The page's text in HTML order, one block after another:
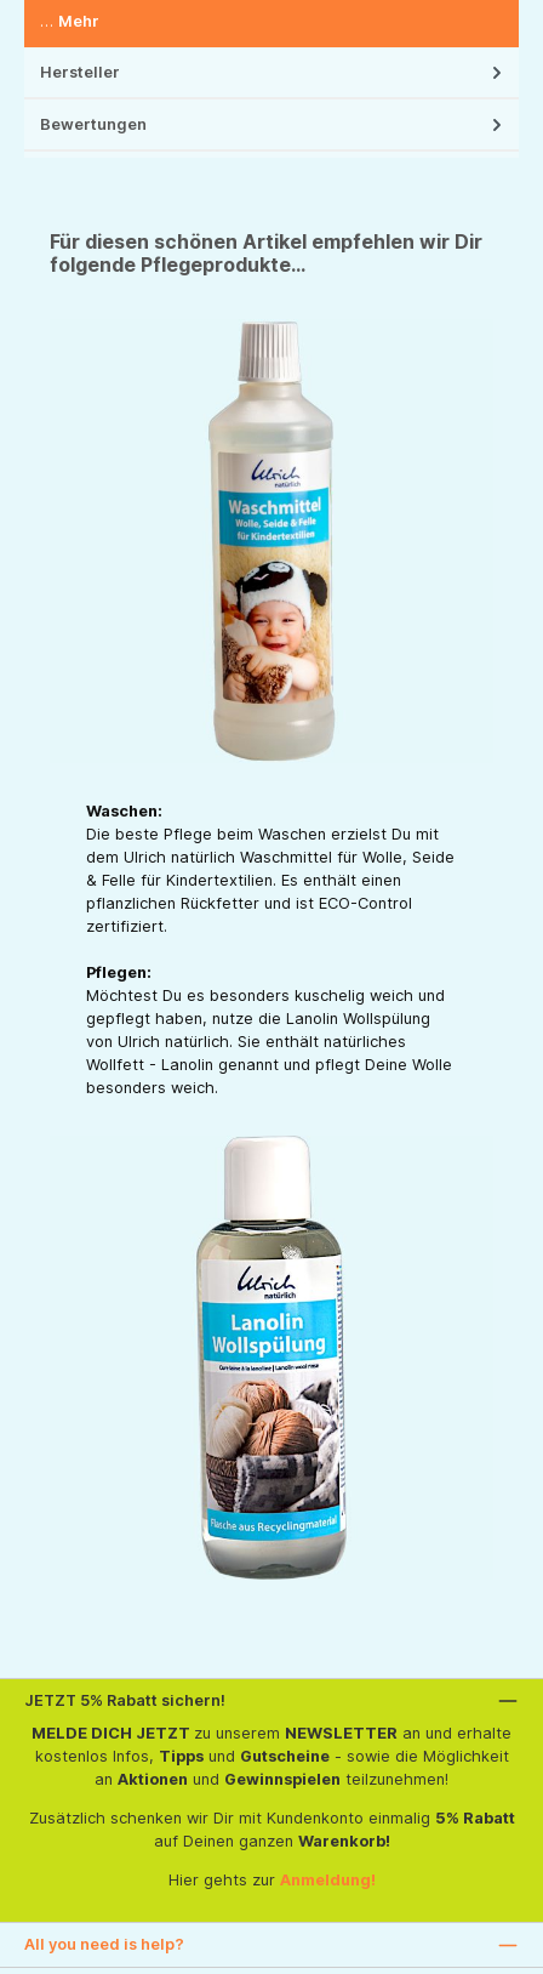
… Mehr
Hersteller
Bewertungen
Für diesen schönen Artikel empfehlen wir Dir
folgende Pflegeprodukte...
Waschen:
Die beste Pflege beim Waschen erzielst Du mit
dem Ulrich natürlich Waschmittel für Wolle, Seide
& Felle für Kindertextilien. Es enthält einen
pflanzlichen Rückfetter und ist ECO-Control
zertifiziert.
Pflegen:
Möchtest Du es besonders kuschelig weich und
gepflegt haben, nutze die Lanolin Wollspülung
von Ulrich natürlich. Sie enthält natürliches
Wollfett - Lanolin genannt und pflegt Deine Wolle
besonders weich.
JETZT 5% Rabatt sichern!
MELDE DICH JETZT zu unserem NEWSLETTER an und erhalte
kostenlos Infos, Tippsund Gutscheine- sowie die Möglichkeit
an Aktionen und Gewinnspielen teilzunehmen!
Zusätzlich schenken wir Dir mit Kundenkonto einmalig 5% Rabatt
auf Deinen ganzen Warenkorb!
Hier gehts zur Anmeldung!
All you need is help?